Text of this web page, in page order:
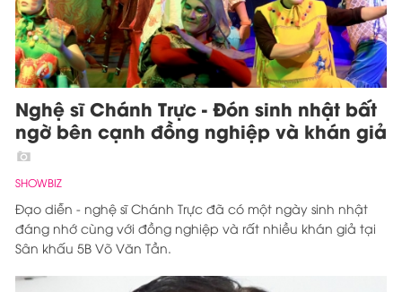
Nghệ sĩ Chánh Trực - Đón sinh nhật bất
ngờ bên cạnh đồng nghiệp và khán giả
SHOWBIZ
Đạo diễn - nghệ sĩ Chánh Trực đã có một ngày sinh nhật
đáng nhớ cùng với đồng nghiệp và rất nhiều khán giả tại
Sân khấu 5B Võ Văn Tần.